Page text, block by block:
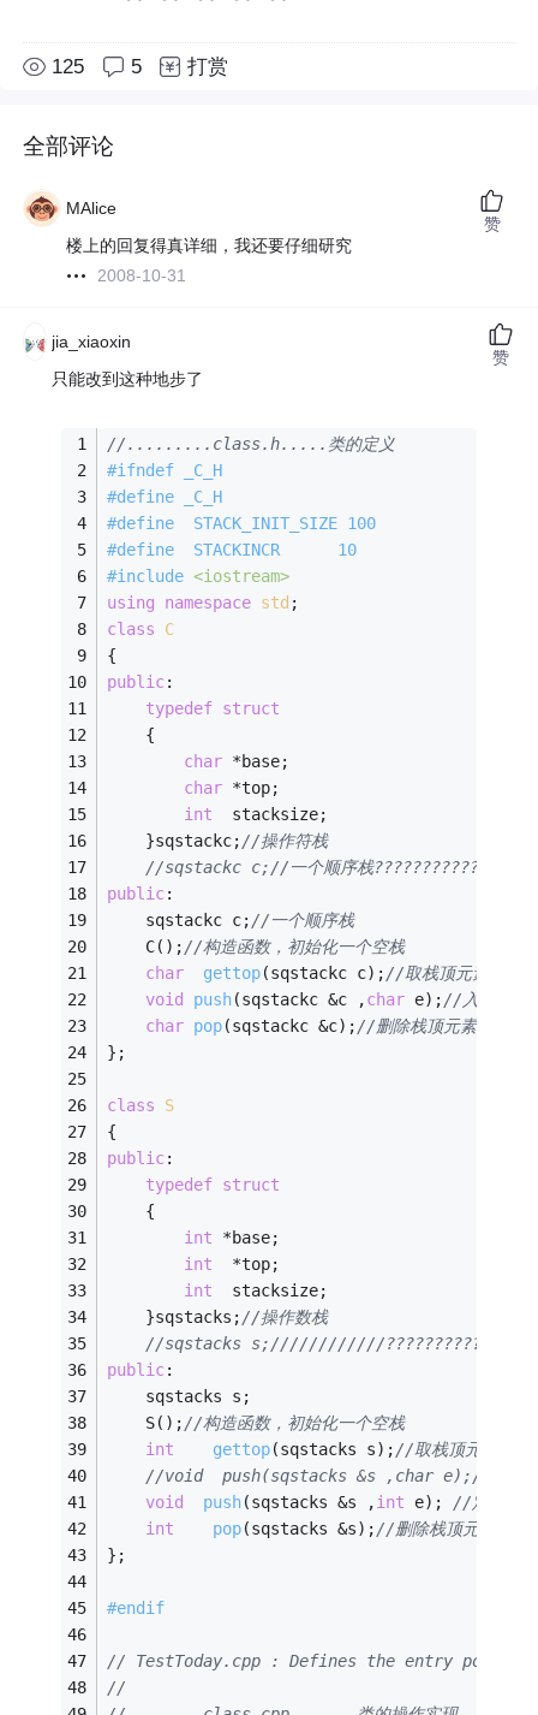
125 5 打赏
全部评论
MAlice
楼上的回复得真详细，我还要仔细研究
2008-10-31
赞
jia_xiaoxin
只能改到这种地步了
//.........class.h.....类的定义
#ifndef _C_H
#define _C_H
#define
  STACK_INIT_SIZE 100
#define
  STACKINCR      10
#include <iostream>
using
namespace std ;
class
C
{
public:
typedef struct
	{
char *base;
char *top;
int
  stacksize;
	}sqstackc;
//操作符栈
//sqstackc c;//一个顺序栈
public:
    sqstackc c;
//一个顺序栈
	C();
//构造函数，初始化一个空栈
char
gettop(sqstackc c) ;//取栈顶元素
void
push(sqstackc &c ,char e) ;//入栈
char pop(sqstackc &c) ;//删除栈顶元素
};
class
S
{
public:
typedef struct
	{
int *base;
int
  *top;
int
  stacksize;
	}sqstacks;
//操作数栈
//sqstacks s;////////////
public:
	sqstacks s;
	S();
//构造函数，初始化一个空栈
int
gettop(sqstacks s) ;//取栈顶元素
//void  push(sqstacks &s ,char e);//入栈
void
push(sqstacks &s ,int e) ; //定义中
int
pop(sqstacks &s) ;//删除栈顶元素
};
#endif
// TestToday.cpp : Defines the entry point
//
赞